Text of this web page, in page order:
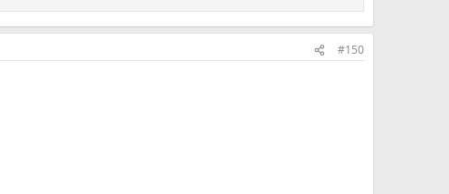
#150